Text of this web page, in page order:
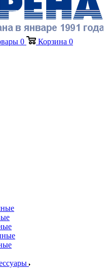
0 Корзина 0